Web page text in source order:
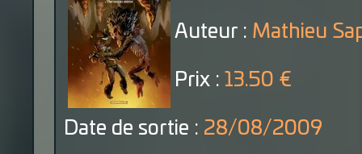
Auteur : Mathieu
Prix : 13.50 €
Date de sortie : 28/08/2009